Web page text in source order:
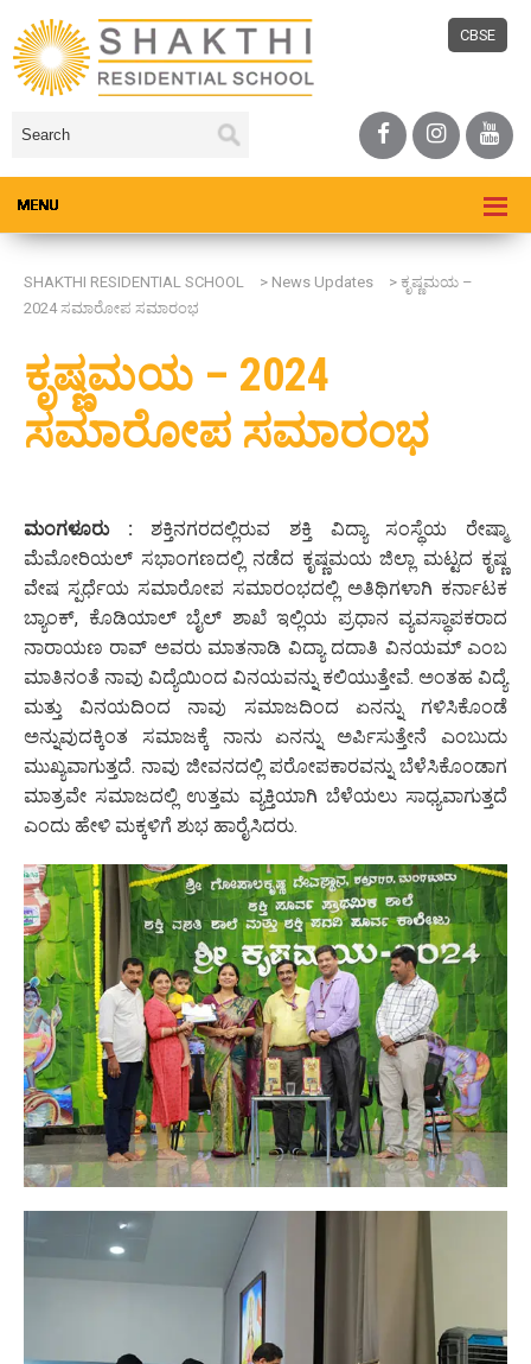
CBSE
SHAKTHI RESIDENTIAL SCHOOL > News Updates > ಕೃಷ್ಣಮಯ –
2024 ಸಮಾರೋಪ ಸಮಾರಂಭ
ಕೃಷ್ಣಮಯ – 2024
ಸಮಾರೋಪ ಸಮಾರಂಭ
ಮಂಗಳೂರು :ಶಕ್ತಿನಗರದಲ್ಲಿರುವ ಶಕ್ತಿ ವಿದ್ಯಾ ಸಂಸ್ಥೆಯ ರೇಷ್ಮಾ
ಮೆಮೋರಿಯಲ್ ಸಭಾಂಗಣದಲ್ಲಿ ನಡೆದ ಕೃಷ್ಣಮಯ ಜಿಲ್ಲಾ ಮಟ್ಟದ ಕೃಷ್ಣ
ವೇಷ ಸ್ಪರ್ಧೆಯ ಸಮಾರೋಪ ಸಮಾರಂಭದಲ್ಲಿ ಅತಿಥಿಗಳಾಗಿ ಕರ್ನಾಟಕ
ಬ್ಯಾಂಕ್, ಕೊಡಿಯಾಲ್ ಬೈಲ್ ಶಾಖೆ ಇಲ್ಲಿಯ ಪ್ರಧಾನ ವ್ಯವಸ್ಥಾಪಕರಾದ
ನಾರಾಯಣ ರಾವ್ ಅವರು ಮಾತನಾಡಿ ವಿದ್ಯಾ ದದಾತಿ ವಿನಯಮ್ ಎಂಬ
ಮಾತಿನಂತೆ ನಾವು ವಿದ್ಯೆಯಿಂದ ವಿನಯವನ್ನು ಕಲಿಯುತ್ತೇವೆ. ಅಂತಹ ವಿದ್ಯೆ
ಮತ್ತು ವಿನಯದಿಂದ ನಾವು ಸಮಾಜದಿಂದ ಏನನ್ನು ಗಳಿಸಿಕೊಂಡೆ
ಅನ್ನುವುದಕ್ಕಿಂತ ಸಮಾಜಕ್ಕೆ ನಾನು ಏನನ್ನು ಅರ್ಪಿಸುತ್ತೇನೆ ಎಂಬುದು
ಮುಖ್ಯವಾಗುತ್ತದೆ. ನಾವು ಜೀವನದಲ್ಲಿ ಪರೋಪಕಾರವನ್ನು ಬೆಳೆಸಿಕೊಂಡಾಗ
ಮಾತ್ರವೇ ಸಮಾಜದಲ್ಲಿ ಉತ್ತಮ ವ್ಯಕ್ತಿಯಾಗಿ ಬೆಳೆಯಲು ಸಾಧ್ಯವಾಗುತ್ತದೆ
ಎಂದು ಹೇಳಿ ಮಕ್ಕಳಿಗೆ ಶುಭ ಹಾರೈಸಿದರು.